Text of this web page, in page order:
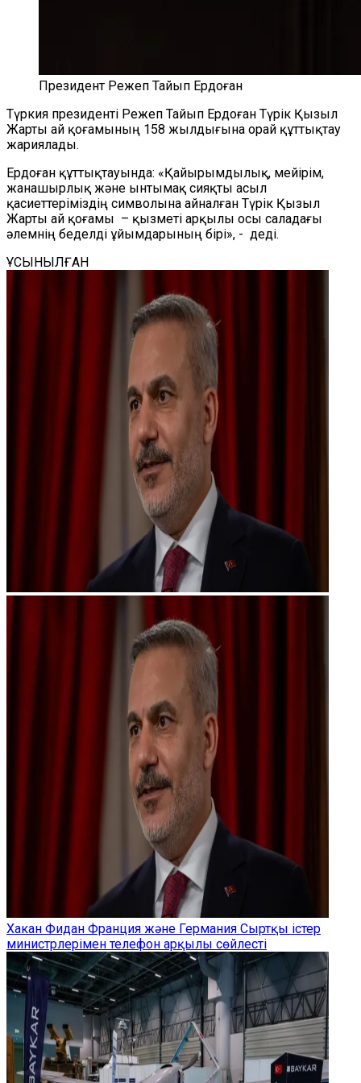
Президент Режеп Тайып Ердоған
Түркия президенті Режеп Тайып Ердоған Түрік Қызыл
Жарты ай қоғамының 158 жылдығына орай құттықтау
жариялады.
Ердоған құттықтауында: «Қайырымдылық, мейірім,
жанашырлық және ынтымақ сияқты асыл
қасиеттеріміздің символына айналған Түрік Қызыл
Жарты ай қоғамы – қызметі арқылы осы саладағы
әлемнің беделді ұйымдарының бірі», - деді.
ҰСЫНЫЛҒАН
Хакан Фидан Франция және Германия Сыртқы істер
министрлерімен телефон арқылы сөйлесті